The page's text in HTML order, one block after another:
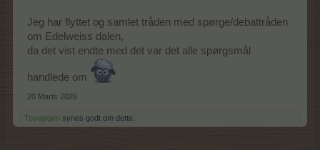
Jeg har flyttet og samlet tråden med spørge/debattråden
om Edelweiss dalen,
da det vist endte med det var det alle spørgsmål
handlede om
20 Marts 2026
Tovepigen synes godt om dette.